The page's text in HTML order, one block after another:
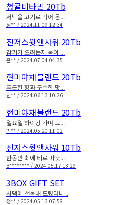
청귤비타민 20Tb
저녁을 고기로 먹어 몸...
정** / 2024.11.09 12:34
진저스윗앤사워 20Tb
감기가 오려는지 목이 ...
윤** / 2024.07.04 04:35
현미야채블랜드 20Tb
푸근한 향과 구수한 맛...
인** / 2024.06.13 10:26
현미야채블랜드 20Tb
일요일 하이킹 가며 그...
박** / 2024.05.20 11:02
진저스윗앤사워 10Tb
한동안 최애 티로 따뜻...
B******** / 2024.05.17 13:29
3BOX GIFT SET
시댁에 선물해 드렸더니...
정** / 2024.05.13 07:58